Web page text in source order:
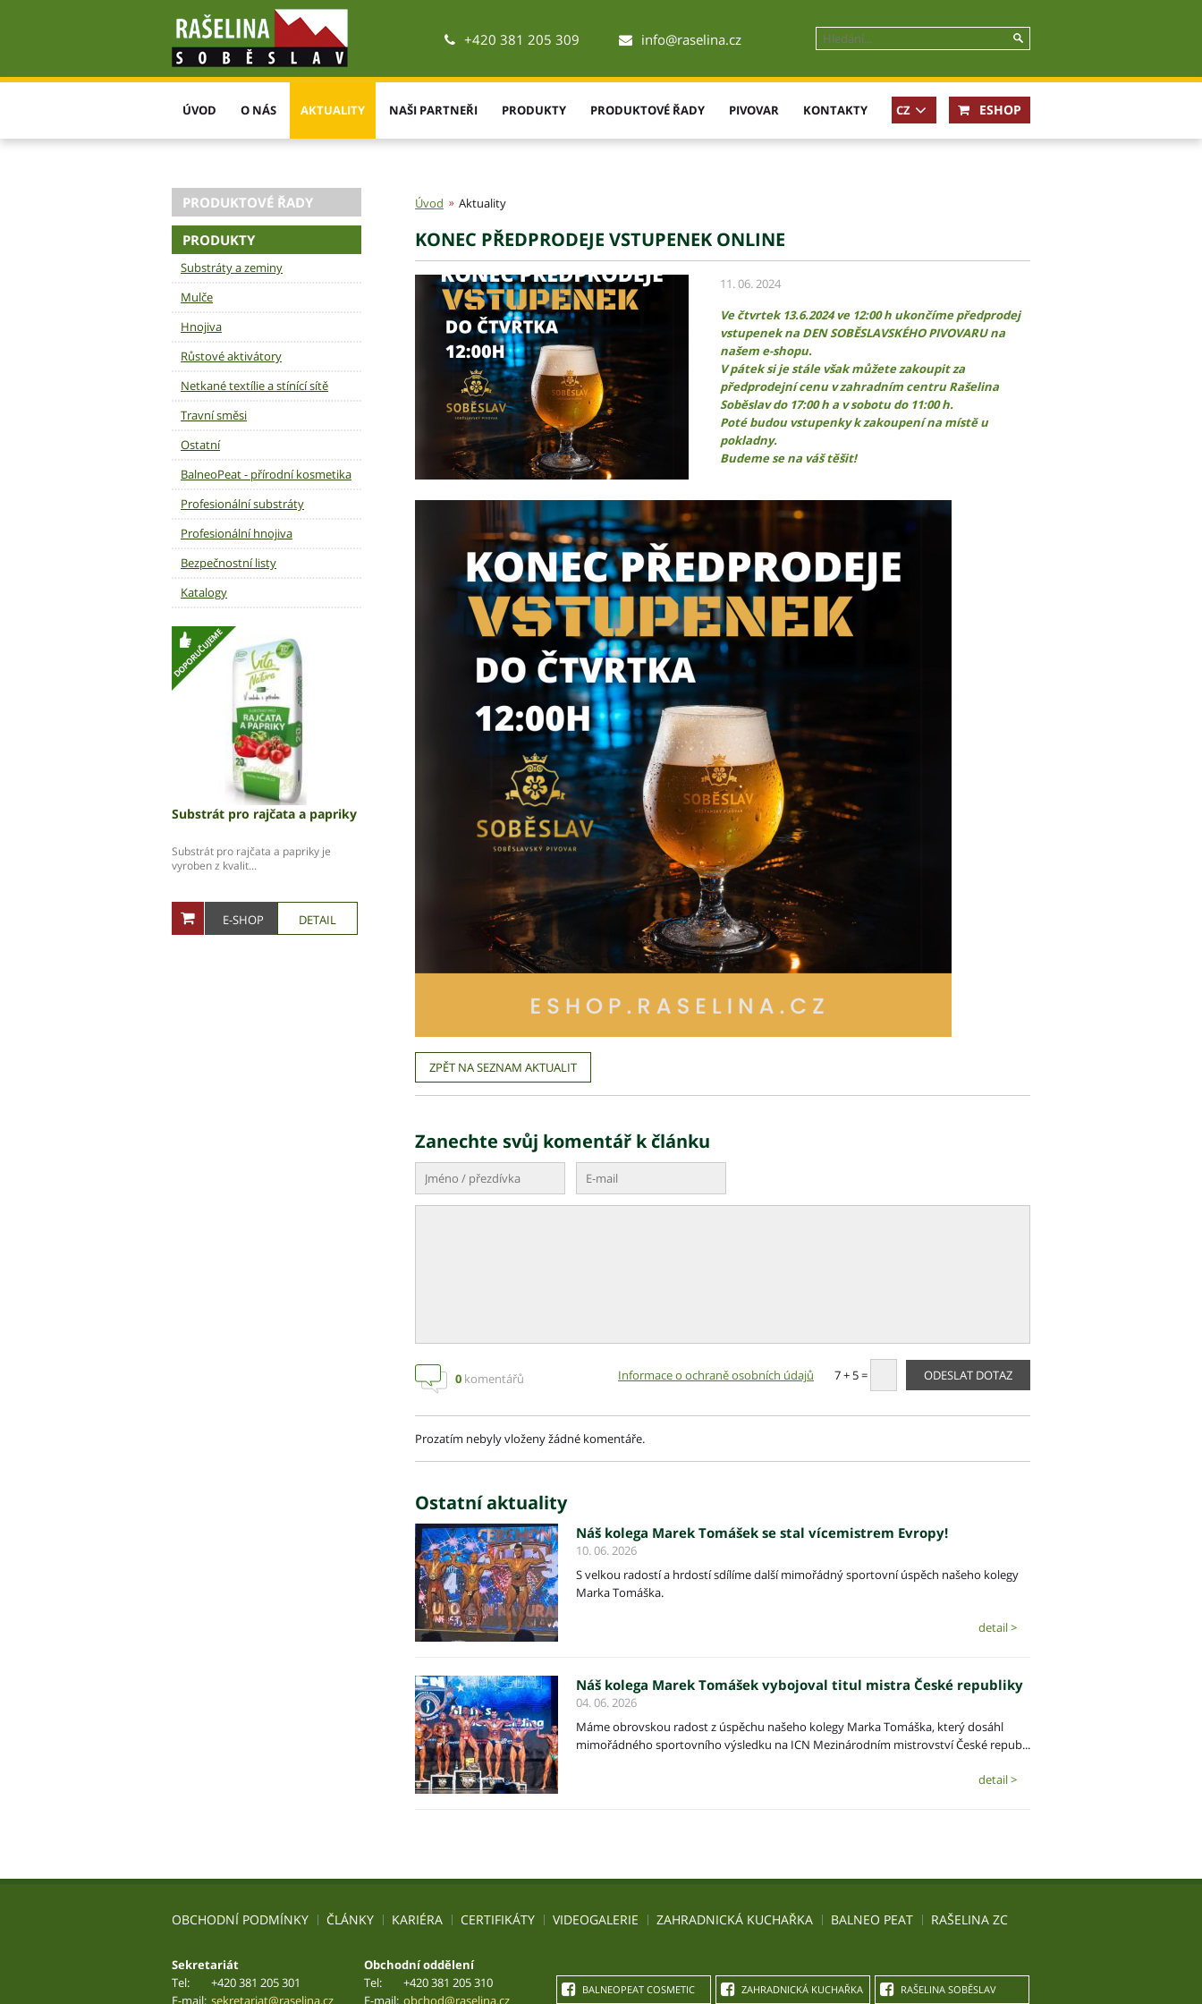
+420 381 205 309 info@raselina.cz
ÚVOD O NÁS AKTUALITY NAŠI PARTNEŘI PRODUKTY PRODUKTOVÉ ŘADY PIVOVAR KONTAKTY CZ ESHOP
PRODUKTOVÉ ŘADY
PRODUKTY
Substráty a zeminy
Mulče
Hnojiva
Růstové aktivátory
Netkané textílie a stínící sítě
Travní směsi
Ostatní
BalneoPeat - přírodní kosmetika
Profesionální substráty
Profesionální hnojiva
Bezpečnostní listy
Katalogy
Substrát pro rajčata a papriky
Substrát pro rajčata a papriky je
vyroben z kvalit...
E-SHOP DETAIL
Úvod Aktuality
KONEC PŘEDPRODEJE VSTUPENEK ONLINE
11. 06. 2024
Ve čtvrtek 13.6.2024 ve 12:00 h ukončíme předprodej
vstupenek na DEN SOBĚSLAVSKÉHO PIVOVARU na
našem e-shopu.
V pátek si je stále však můžete zakoupit za
předprodejní cenu v zahradním centru Rašelina
Soběslav do 17:00 h a v sobotu do 11:00 h.
Poté budou vstupenky k zakoupení na místě u
pokladny.
Budeme se na váš těšit!
ZPĚT NA SEZNAM AKTUALIT
Zanechte svůj komentář k článku
0 komentářů Informace o ochraně osobních údajů 7 + 5 =
Prozatím nebyly vloženy žádné komentáře.
Ostatní aktuality
Náš kolega Marek Tomášek se stal vícemistrem Evropy!
10. 06. 2026
S velkou radostí a hrdostí sdílíme další mimořádný sportovní úspěch našeho kolegy
Marka Tomáška.
detail >
Náš kolega Marek Tomášek vybojoval titul mistra České republiky
04. 06. 2026
Máme obrovskou radost z úspěchu našeho kolegy Marka Tomáška, který dosáhl
mimořádného sportovního výsledku na ICN Mezinárodním mistrovství České repub...
detail >
OBCHODNÍ PODMÍNKY ČLÁNKY KARIÉRA CERTIFIKÁTY VIDEOGALERIE ZAHRADNICKÁ KUCHAŘKA BALNEO PEAT RAŠELINA ZC
Sekretariát
Tel:
+420 381 205 301
E-mail: sekretariat@raselina.cz
Obchodní oddělení
Tel:
+420 381 205 310
E-mail: obchod@raselina.cz
BALNEOPEAT COSMETIC ZAHRADNICKÁ KUCHAŘKA RAŠELINA SOBĚSLAV